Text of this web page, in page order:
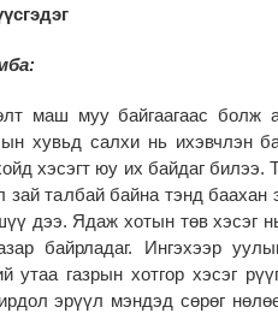
маш муу байгаагаас болж
хувьд салхи нь ихэвчлэн
хэсэгт юу их байдаг билээ.
талбай байна тэнд баахан
дээ. Ядаж хотын төв хэсэг
байрладаг. Ингэхээр
газрын хотгор хэсэг
эрүүл мэндэд сөрөг